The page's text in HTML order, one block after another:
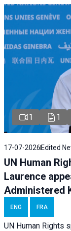
1 1
17-07-2026 Edited
UN Human
Laurence
Administered
ENG FRA
UN Human Rights